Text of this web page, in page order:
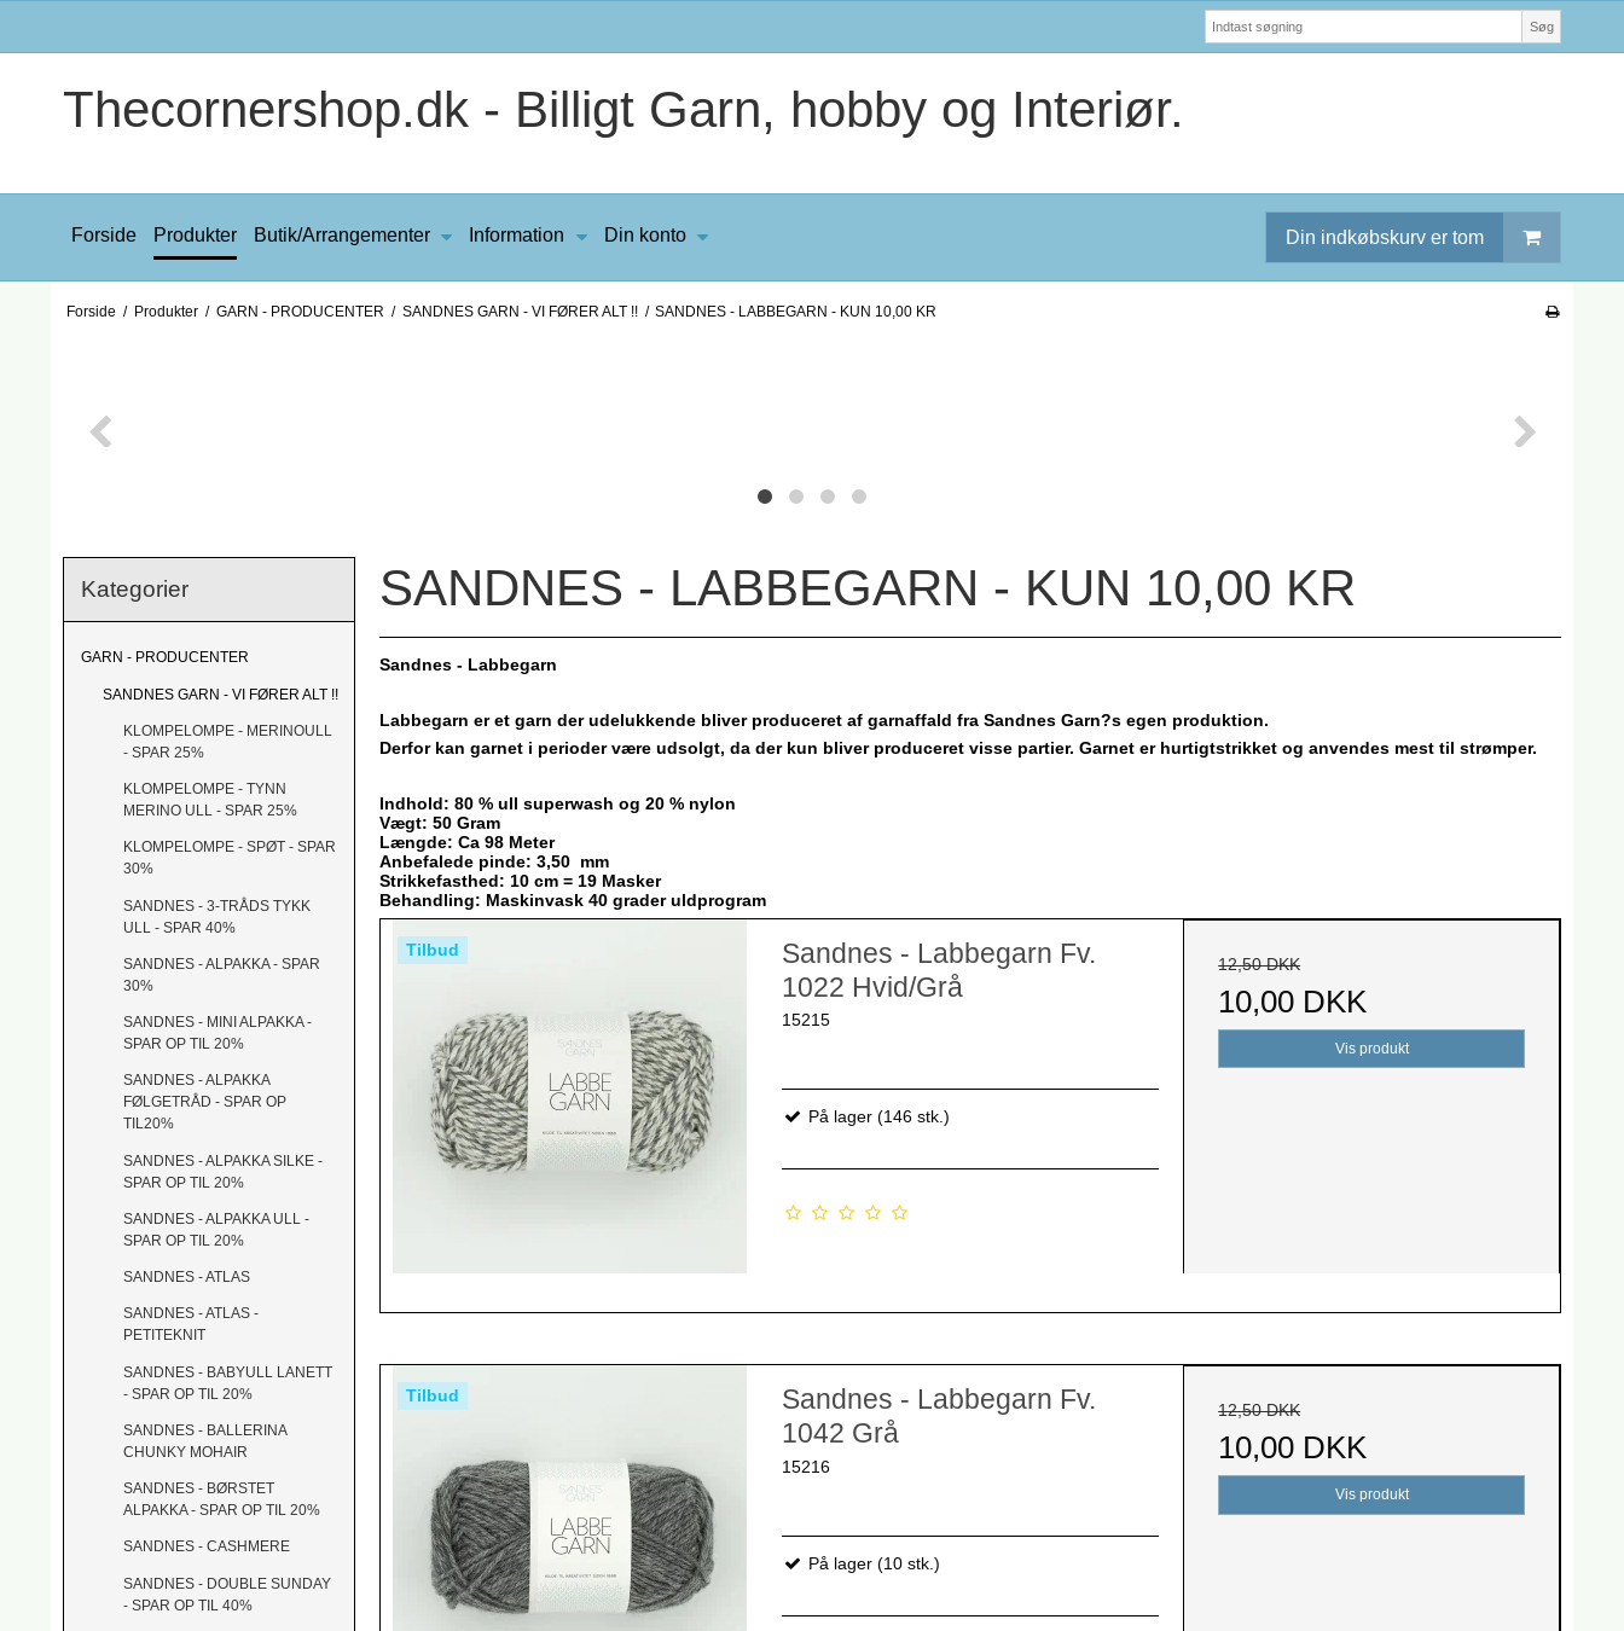
Søg
Thecornershop.dk - Billigt Garn, hobby og Interiør.
Forside Produkter Butik/Arrangementer Information Din konto Din indkøbskurv er tom
Forside / Produkter / GARN - PRODUCENTER / SANDNES GARN - VI FØRER ALT !! / SANDNES - LABBEGARN - KUN 10,00 KR
Kategorier
GARN - PRODUCENTER
SANDNES GARN - VI FØRER ALT !!
KLOMPELOMPE - MERINOULL
- SPAR 25%
KLOMPELOMPE - TYNN
MERINO ULL - SPAR 25%
KLOMPELOMPE - SPØT - SPAR
30%
SANDNES - 3-TRÅDS TYKK
ULL - SPAR 40%
SANDNES - ALPAKKA - SPAR
30%
SANDNES - MINI ALPAKKA -
SPAR OP TIL 20%
SANDNES - ALPAKKA
FØLGETRÅD - SPAR OP
TIL20%
SANDNES - ALPAKKA SILKE -
SPAR OP TIL 20%
SANDNES - ALPAKKA ULL -
SPAR OP TIL 20%
SANDNES - ATLAS
SANDNES - ATLAS -
PETITEKNIT
SANDNES - BABYULL LANETT
- SPAR OP TIL 20%
SANDNES - BALLERINA
CHUNKY MOHAIR
SANDNES - BØRSTET
ALPAKKA - SPAR OP TIL 20%
SANDNES - CASHMERE
SANDNES - DOUBLE SUNDAY
- SPAR OP TIL 40%
SANDNES - LABBEGARN - KUN 10,00 KR
Sandnes - Labbegarn
Labbegarn er et garn der udelukkende bliver produceret af garnaffald fra Sandnes Garn?s egen produktion.
Derfor kan garnet i perioder være udsolgt, da der kun bliver produceret visse partier. Garnet er hurtigtstrikket og anvendes mest til strømper.
Indhold: 80 % ull superwash og 20 % nylon
Vægt: 50 Gram
Længde: Ca 98 Meter
Anbefalede pinde: 3,50 mm
Strikkefasthed: 10 cm = 19 Masker
Behandling: Maskinvask 40 grader uldprogram
Tilbud
Sandnes - Labbegarn Fv.
1022 Hvid/Grå
15215
På lager (146 stk.)
12,50 DKK
10,00 DKK
Vis produkt
Tilbud
Sandnes - Labbegarn Fv.
1042 Grå
15216
På lager (10 stk.)
12,50 DKK
10,00 DKK
Vis produkt